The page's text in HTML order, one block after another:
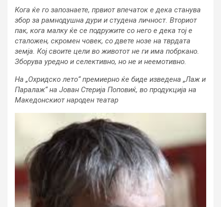
Кога ќе го запознаете, првиот впечаток е дека станува
збор за рамнодушна дури и студена личност. Вториот
пак, кога малку ќе се подружите со него е дека тој е
сталожен, скромен човек, со двете нозе на тврдата
земја. Кој своите цели во животот не ги има побркано.
Зборува уредно и селективно, но не и неемотивно.
На „Охридско лето“ премиерно ќе биде изведена „Лаж и
Паралаж“ на Јован Стерија Поповиќ, во продукција на
Македонскиот народен театар